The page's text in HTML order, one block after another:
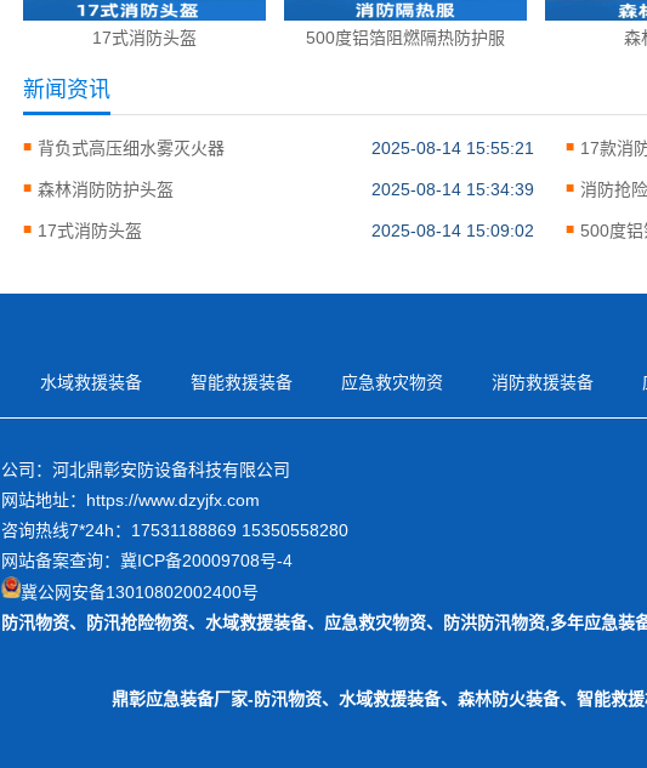
17式消防头盔 500度铝箔阻燃隔热防护服 森
新闻资讯
背负式高压细水雾灭火器 2025-08-14 15:55:21 17款消
森林消防防护头盔 2025-08-14 15:34:39 消防抢
17式消防头盔 2025-08-14 15:09:02 500度
水域救援装备 智能救援装备 应急救灾物资 消防救援装备
公司：河北鼎彰安防设备科技有限公司
网站地址：https://www.dzyjfx.com
咨询热线7*24h：17531188869 15350558280
网站备案查询： 冀ICP备20009708号-4
冀公网安备13010802002400号
防汛物资、 防汛抢险物资、 水域救援装备、 应急救灾物资、 防洪防汛物资,多年应急装
鼎彰应急装备厂家-防汛物资、水域救援装备、森林防火装备、智能救